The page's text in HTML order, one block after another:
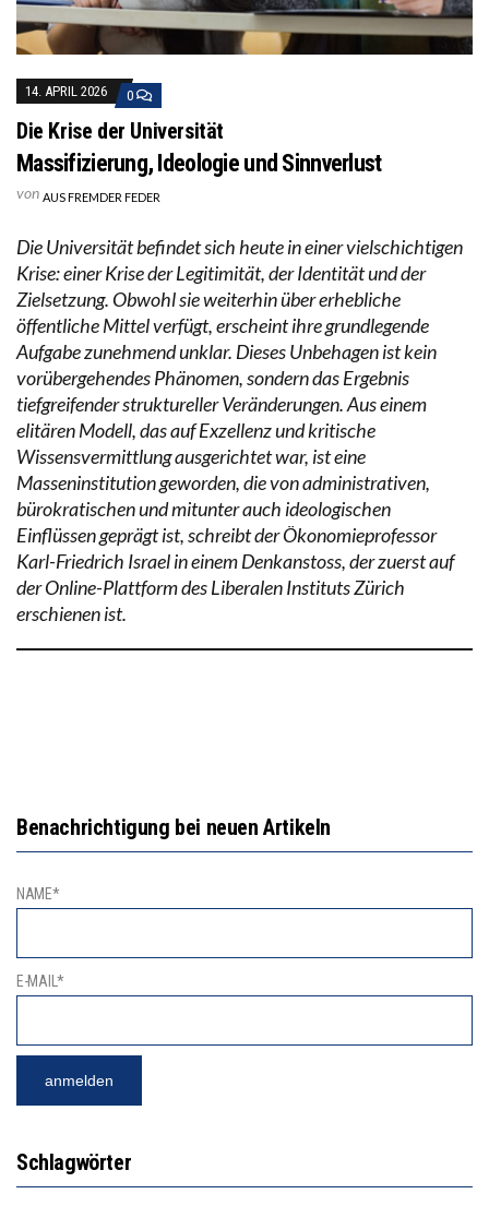
14. APRIL 2026 0
Die Krise der Universität
Massifizierung, Ideologie und Sinnverlust
von AUS FREMDER FEDER
Die Universität befindet sich heute in einer vielschichtigen
Krise: einer Krise der Legitimität, der Identität und der
Zielsetzung. Obwohl sie weiterhin über erhebliche
öffentliche Mittel verfügt, erscheint ihre grundlegende
Aufgabe zunehmend unklar. Dieses Unbehagen ist kein
vorübergehendes Phänomen, sondern das Ergebnis
tiefgreifender struktureller Veränderungen. Aus einem
elitären Modell, das auf Exzellenz und kritische
Wissensvermittlung ausgerichtet war, ist eine
Masseninstitution geworden, die von administrativen,
bürokratischen und mitunter auch ideologischen
Einflüssen geprägt ist, schreibt der Ökonomieprofessor
Karl-Friedrich Israel in einem Denkanstoss, der zuerst auf
der Online-Plattform des Liberalen Instituts Zürich
erschienen ist.
Benachrichtigung bei neuen Artikeln
NAME*
E-MAIL*
Schlagwörter